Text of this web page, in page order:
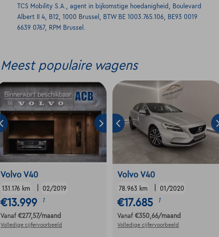
TCS Mobility S.A., agent in bijkomstige hoedanigheid, Boulevard
Albert II 4, B12, 1000 Brussel, BTW BE 1003.765.106, BE93 0019
6639 0767, RPM Brussel.
Meest populaire wagens
Volvo V40
131.176 km 02/2019
€13.999 1
Vanaf €277,57/maand
Volledige cijfervoorbeeld
Volvo V40
78.963 km 01/2020
€17.685 1
Vanaf €350,66/maand
Volledige cijfervoorbeeld